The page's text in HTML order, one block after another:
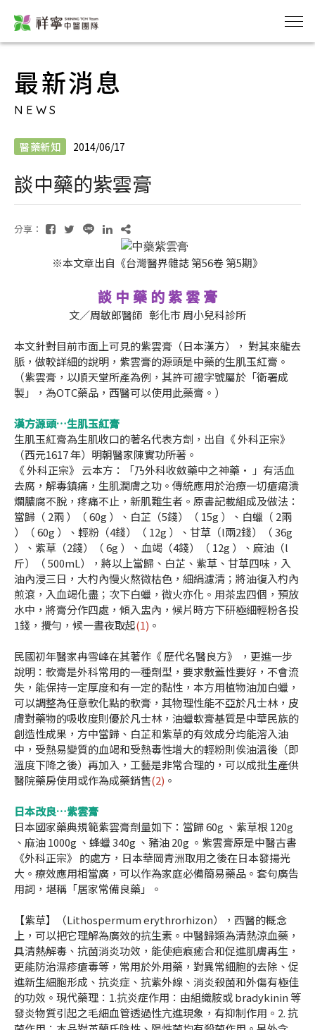
最新消息
NEWS
醫藥新知 2014/06/17
談中藥的紫雲膏
分享：
※本文章出自《台灣醫界雜誌 第56卷 第5期》
談 中 藥 的 紫 雲 膏
文／周敏郎醫師 彰化市 周小兒科診所
本文針對目前市面上可見的紫雲膏（日本漢方）， 對其來龍去
脈，做較詳細的說明，紫雲膏的源頭是中藥的生肌玉紅膏。
（紫雲膏，以順天堂所產為例，其許可證字號屬於「衛署成
製」，為OTC藥品，西醫可以使用此藥膏。）
漢方源頭…生肌玉紅膏
生肌玉紅膏為生肌收口的著名代表方劑，出自《 外科正宗》
（西元1617 年）明朝醫家陳實功所著。
《 外科正宗》 云本方：「乃外科收斂藥中之神藥· 」有活血
去腐，解毒鎮痛，生肌潤膚之功。傳統應用於治療一切瘡瘍潰
爛膿腐不脫，疼痛不止，新肌難生者。原書記載組成及做法：
當歸（ 2兩 ）（ 60g ）、白芷（5錢）（ 15g ）、白蠟（ 2兩
）（ 60g ）、輕粉（4錢）（ 12g ）、甘草（l兩2錢）（ 36g
）、紫草（2錢）（ 6g ）、血竭（4錢）（ 12g ）、麻油（l
斤）（ 500mL），將以上當歸、白芷、紫草、甘草四味，入
油內浸三日，大杓內慢火熬微枯色，細絹濾清；將油復入杓內
煎滾，入血竭化盡；次下白蠟，微火亦化。用茶盅四個，預放
水中，將膏分作四處，傾入盅內，候片時方下研極細輕粉各投
1錢，攪勻，候一晝夜取起(1) 。
民國初年醫家冉雪峰在其著作《 歷代名醫良方》 ，更進一步
說明：軟膏是外科常用的一種劑型，要求敷蓋性要好，不會流
失，能保持一定厚度和有一定的黏性，本方用植物油加白蠟，
可以調整為任意軟化點的軟膏，其物理性能不亞於凡士林，皮
膚對藥物的吸收度則優於凡士林，油蠟軟膏基質是中華民族的
創造性成果，方中當歸、白芷和紫草的有效成分均能溶入油
中，受熱易變質的血竭和受熱毒性增大的輕粉則俟油溫後（即
溫度下降之後）再加入，工藝是非常合理的，可以成批生產供
醫院藥房使用或作為成藥銷售(2) 。
日本改良…紫雲膏
日本國家藥典規範紫雲膏劑量如下：當歸 60g 、紫草根 120g
、麻油 1000g 、蜂蠟 340g 、豬油 20g 。紫雲膏原是中醫古書
《外科正宗》 的處方，日本華岡青洲取用之後在日本發揚光
大。療效應用相當廣，可以作為家庭必備簡易藥品。套句廣告
用詞，堪稱「居家常備良藥」。
【紫草】（Lithospermum erythrorhizon），西醫的概念
上，可以把它理解為廣效的抗生素。中醫歸類為清熱涼血藥，
具清熱解毒、抗菌消炎功效，能使疤痕癒合和促進肌膚再生，
更能防治濕疹瘡毒等，常用於外用藥，對異常細胞的去除、促
進新生細胞形成、抗炎症、抗紫外線、消炎殺菌和外傷有極佳
的功效。現代藥理：1.抗炎症作用：由組織胺或 bradykinin 等
發炎物質引起之毛細血管透過性亢進現象，有抑制作用。2. 抗